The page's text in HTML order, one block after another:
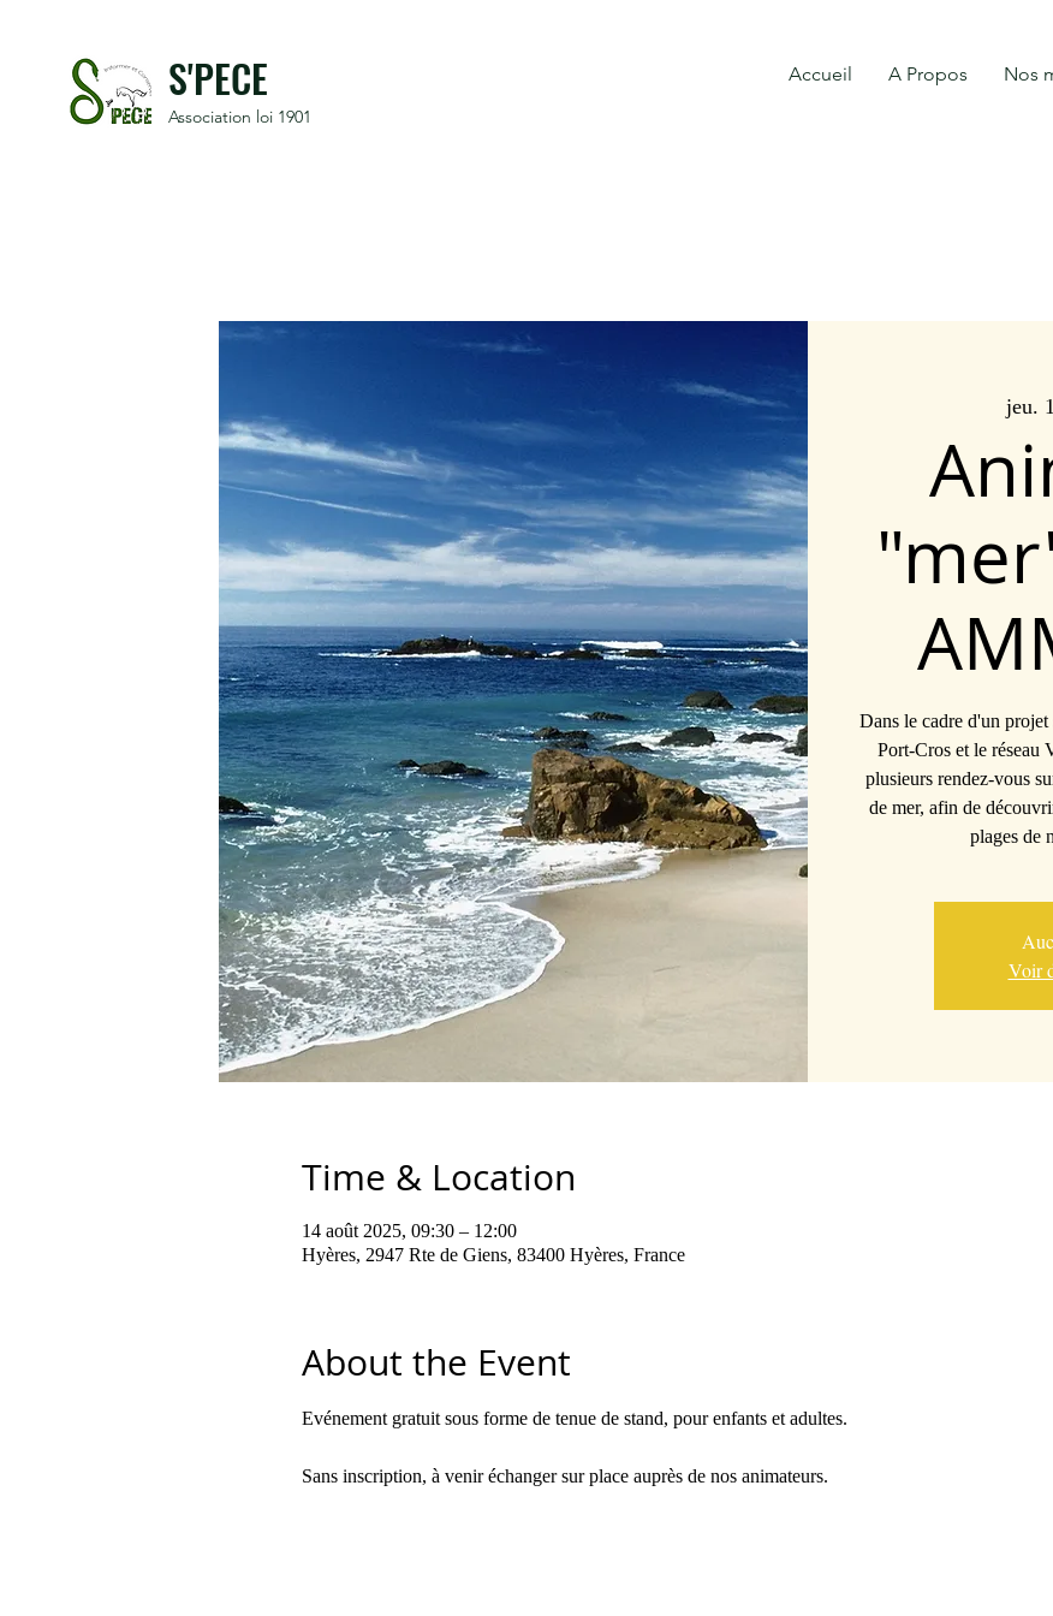
S'PECE
Association loi 1901
Accueil A Propos Nos
jeu.
Dans le cadre d'un
Port-Cros et le réseau
plusieurs rendez-vous
de mer, afin de
plages de
Voir
Time & Location
14 août 2025, 09:30 – 12:00
Hyères, 2947 Rte de Giens, 83400 Hyères, France
About the Event
Evénement gratuit sous forme de tenue de stand, pour enfants et adultes.
Sans inscription, à venir échanger sur place auprès de nos animateurs.